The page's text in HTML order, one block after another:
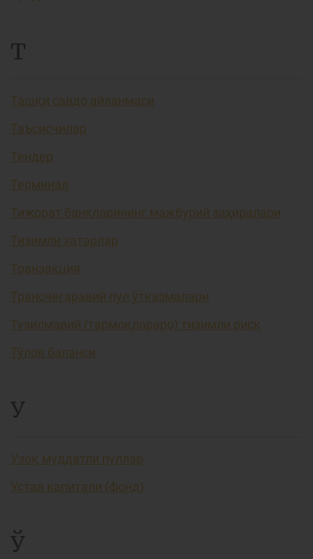
Т
Ташқи савдо айланмаси
Таъсисчилар
Тендер
Терминал
Тижорат банкларининг мажбурий заҳиралари
Тизимли хатарлар
Транзакция
Трансчегаравий пул ўтказмалари
Тузилмавий (тармоқлараро) тизимли риск
Тўлов баланси
У
Узоқ муддатли пуллар
Устав капитали (фонд)
Ў